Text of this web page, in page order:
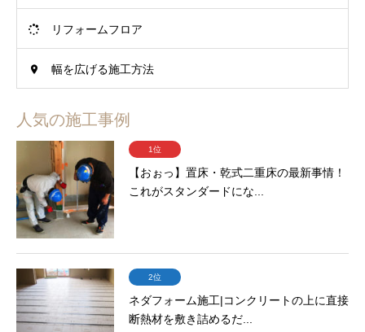
リフォームフロア
幅を広げる施工方法
人気の施工事例
1位
【おぉっ】置床・乾式二重床の最新事情！
これがスタンダードにな...
2位
ネダフォーム施工|コンクリートの上に直接
断熱材を敷き詰めるだ...